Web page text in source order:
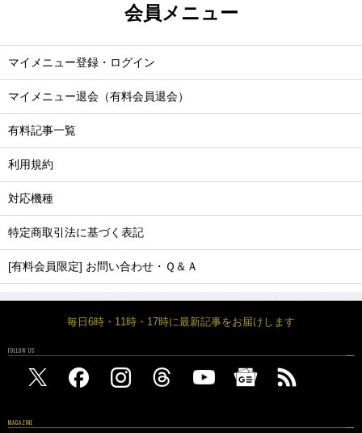
会員メニュー
マイメニュー登録・ログイン
マイメニュー退会（有料会員退会）
有料記事一覧
利用規約
対応機種
特定商取引法に基づく表記
[有料会員限定] お問い合わせ・Ｑ＆Ａ
毎日6時・11時・17時に最新記事をお届けします
FOLLOW US
MAGAZINE